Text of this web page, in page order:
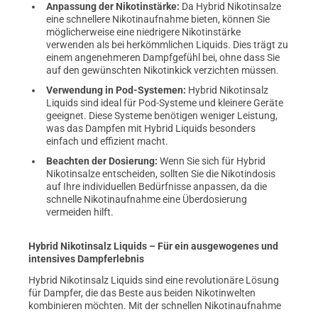
Anpassung der Nikotinstärke: Da Hybrid Nikotinsalze
eine schnellere Nikotinaufnahme bieten, können Sie
möglicherweise eine niedrigere Nikotinstärke
verwenden als bei herkömmlichen Liquids. Dies trägt zu
einem angenehmeren Dampfgefühl bei, ohne dass Sie
auf den gewünschten Nikotinkick verzichten müssen.
Verwendung in Pod-Systemen: Hybrid Nikotinsalz
Liquids sind ideal für Pod-Systeme und kleinere Geräte
geeignet. Diese Systeme benötigen weniger Leistung,
was das Dampfen mit Hybrid Liquids besonders
einfach und effizient macht.
Beachten der Dosierung: Wenn Sie sich für Hybrid
Nikotinsalze entscheiden, sollten Sie die Nikotindosis
auf Ihre individuellen Bedürfnisse anpassen, da die
schnelle Nikotinaufnahme eine Überdosierung
vermeiden hilft.
Hybrid Nikotinsalz Liquids – Für ein ausgewogenes und
intensives Dampferlebnis
Hybrid Nikotinsalz Liquids sind eine revolutionäre Lösung
für Dampfer, die das Beste aus beiden Nikotinwelten
kombinieren möchten. Mit der schnellen Nikotinaufnahme